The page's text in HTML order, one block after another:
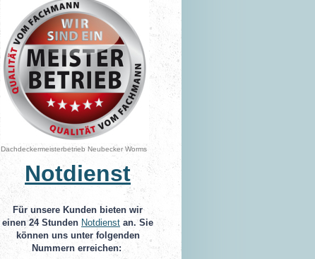
Dachdeckermeisterbetrieb Neubecker Worms
Notdienst
Für unsere Kunden bieten wir
einen 24 Stunden Notdienst an. Sie
können uns unter folgenden
Nummern erreichen: